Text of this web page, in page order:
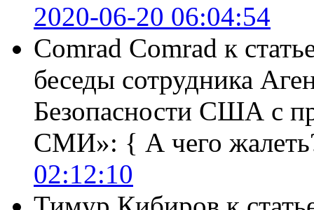
2020-06-20 06:04:54
Comrad Comrad к
беседы сотрудника
Безопасности США с
СМИ»: { А чего
02:12:10